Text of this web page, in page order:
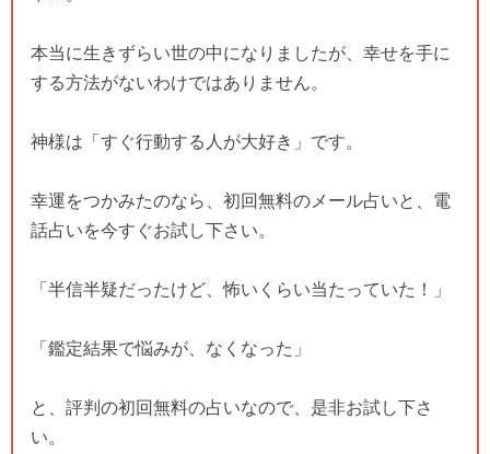
本当に生きずらい世の中になりましたが、幸せを手に
する方法がないわけではありません。
神様は「すぐ行動する人が大好き」です。
幸運をつかみたのなら、初回無料のメール占いと、電
話占いを今すぐお試し下さい。
「半信半疑だったけど、怖いくらい当たっていた！」
「鑑定結果で悩みが、なくなった」
と、評判の初回無料の占いなので、是非お試し下さ
い。